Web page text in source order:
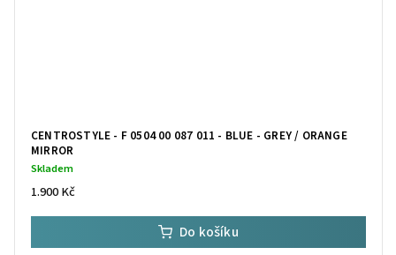
CENTROSTYLE - F 0504 00 087 011 - BLUE - GREY / ORANGE
MIRROR
Skladem
1.900 Kč
Do košíku